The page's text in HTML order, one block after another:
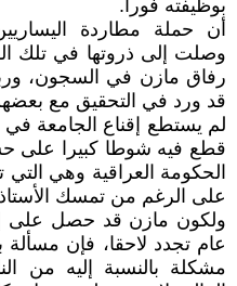
بوظيفته فورا.
أن حملة مطاردة
وصلت إلى ذروتها في تلك
رفاق مازن في السجون،
قد ورد في التحقيق مع
لم يستطع إقناع الجامعة في
قطع فيه شوطا كبيرا على
الحكومة العراقية وهي
على الرغم من تمسك
ولكون مازن قد حصل على
عام تجدد لاحقا، فإن
مشكلة بالنسبة إليه من